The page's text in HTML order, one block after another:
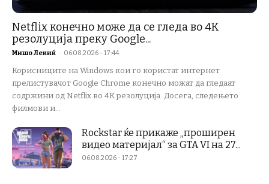
Netflix конечно може да се гледа во 4K
резолуција преку Google...
Мишо Лекиќ - 06.08.2026 - 17:44
Корисниците на Windows кои го користат интернет
прелистувачот Google Chrome конечно можат да гледаат
содржини од Netflix во 4K резолуција. Досега, следењето
филмови и...
Rockstar ќе прикаже „проширен
видео материјал“ за GTA VI на 27...
06.08.2026 - 17:27